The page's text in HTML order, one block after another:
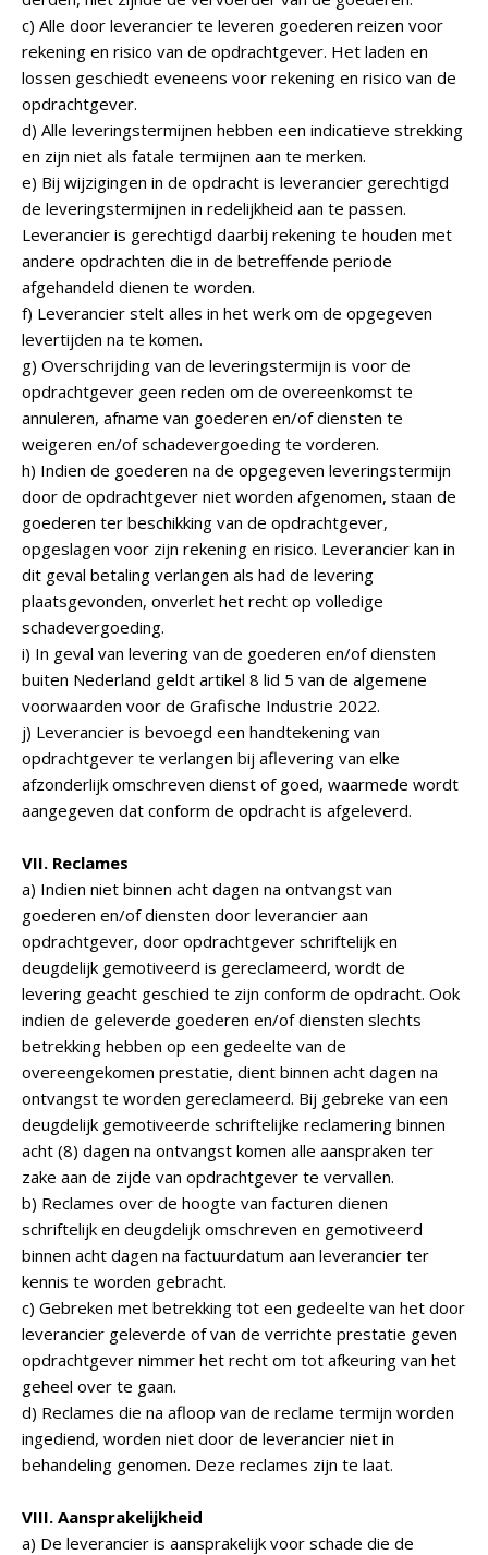
c) Alle door leverancier te leveren goederen reizen voor
rekening en risico van de opdrachtgever. Het laden en
lossen geschiedt eveneens voor rekening en risico van de
opdrachtgever.
d) Alle leveringstermijnen hebben een indicatieve strekking
en zijn niet als fatale termijnen aan te merken.
e) Bij wijzigingen in de opdracht is leverancier gerechtigd
de leveringstermijnen in redelijkheid aan te passen.
Leverancier is gerechtigd daarbij rekening te houden met
andere opdrachten die in de betreffende periode
afgehandeld dienen te worden.
f) Leverancier stelt alles in het werk om de opgegeven
levertijden na te komen.
g) Overschrijding van de leveringstermijn is voor de
opdrachtgever geen reden om de overeenkomst te
annuleren, afname van goederen en/of diensten te
weigeren en/of schadevergoeding te vorderen.
h) Indien de goederen na de opgegeven leveringstermijn
door de opdrachtgever niet worden afgenomen, staan de
goederen ter beschikking van de opdrachtgever,
opgeslagen voor zijn rekening en risico. Leverancier kan in
dit geval betaling verlangen als had de levering
plaatsgevonden, onverlet het recht op volledige
schadevergoeding.
i) In geval van levering van de goederen en/of diensten
buiten Nederland geldt artikel 8 lid 5 van de algemene
voorwaarden voor de Grafische Industrie 2022.
j) Leverancier is bevoegd een handtekening van
opdrachtgever te verlangen bij aflevering van elke
afzonderlijk omschreven dienst of goed, waarmede wordt
aangegeven dat conform de opdracht is afgeleverd.
VII. Reclames
a) Indien niet binnen acht dagen na ontvangst van
goederen en/of diensten door leverancier aan
opdrachtgever, door opdrachtgever schriftelijk en
deugdelijk gemotiveerd is gereclameerd, wordt de
levering geacht geschied te zijn conform de opdracht. Ook
indien de geleverde goederen en/of diensten slechts
betrekking hebben op een gedeelte van de
overeengekomen prestatie, dient binnen acht dagen na
ontvangst te worden gereclameerd. Bij gebreke van een
deugdelijk gemotiveerde schriftelijke reclamering binnen
acht (8) dagen na ontvangst komen alle aanspraken ter
zake aan de zijde van opdrachtgever te vervallen.
b) Reclames over de hoogte van facturen dienen
schriftelijk en deugdelijk omschreven en gemotiveerd
binnen acht dagen na factuurdatum aan leverancier ter
kennis te worden gebracht.
c) Gebreken met betrekking tot een gedeelte van het door
leverancier geleverde of van de verrichte prestatie geven
opdrachtgever nimmer het recht om tot afkeuring van het
geheel over te gaan.
d) Reclames die na afloop van de reclame termijn worden
ingediend, worden niet door de leverancier niet in
behandeling genomen. Deze reclames zijn te laat.
VIII. Aansprakelijkheid
a) De leverancier is aansprakelijk voor schade die de